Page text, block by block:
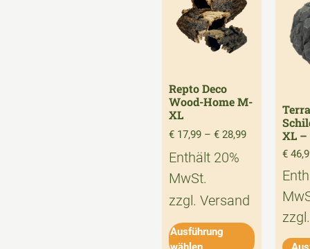
Repto Deco
Wood-Home M-
XL
€ 17,99 – € 28,99
Enthält 20%
MwSt.
zzgl. Versand
Ausführung
XL –
€